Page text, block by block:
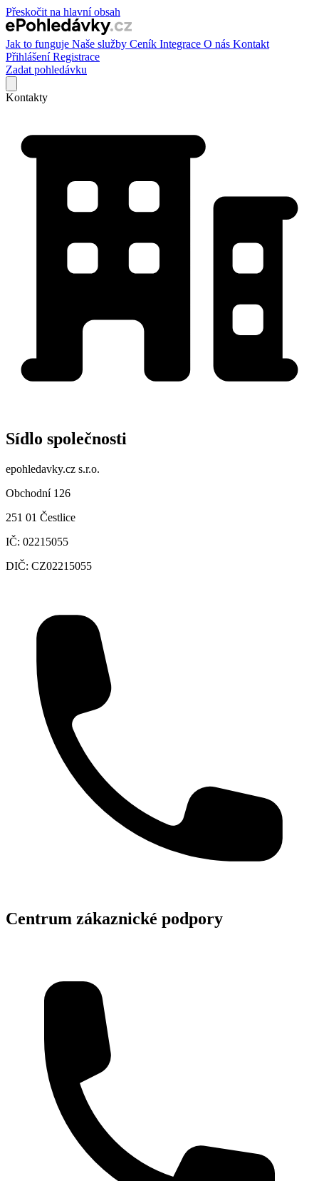
Přeskočit na hlavní obsah
Jak to funguje Naše služby Ceník Integrace O nás Kontakt
Přihlášení Registrace
Zadat pohledávku
Kontakty
Sídlo společnosti
epohledavky.cz s.r.o.
Obchodní 126
251 01 Čestlice
IČ: 02215055
DIČ: CZ02215055
Centrum zákaznické podpory